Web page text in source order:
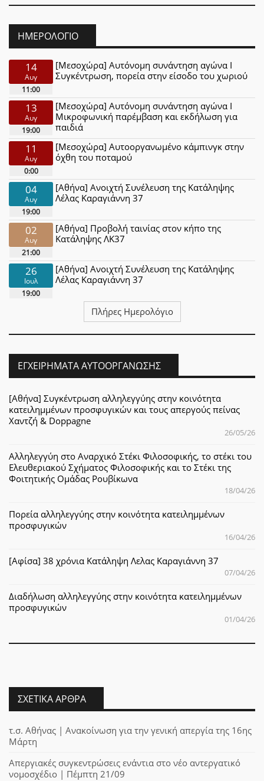
ΗΜΕΡΟΛΌΓΙΟ
14
Αυγ
11:00
[Μεσοχώρα] Αυτόνομη συνάντηση αγώνα Ι
Συγκέντρωση, πορεία στην είσοδο του χωριού
13
Αυγ
19:00
[Μεσοχώρα] Αυτόνομη συνάντηση αγώνα Ι
Μικροφωνική παρέμβαση και εκδήλωση για
παιδιά
11
Αυγ
0:00
[Μεσοχώρα] Αυτοοργανωμένο κάμπινγκ στην
όχθη του ποταμού
04
Αυγ
19:00
[Αθήνα] Ανοιχτή Συνέλευση της Κατάληψης
Λέλας Καραγιάννη 37
02
Αυγ
21:00
[Αθήνα] Προβολή ταινίας στον κήπο της
Κατάληψης ΛΚ37
26
Ιουλ
19:00
[Αθήνα] Ανοιχτή Συνέλευση της Κατάληψης
Λέλας Καραγιάννη 37
Πλήρες Ημερολόγιο
ΕΓΧΕΙΡΉΜΑΤΑ ΑΥΤΟΟΡΓΆΝΩΣΗΣ
[Αθήνα] Συγκέντρωση αλληλεγγύης στην κοινότητα
κατειλημμένων προσφυγικών και τους απεργούς πείνας
Χαντζή & Doppagne
26/05/26
Αλληλεγγύη στο Αναρχικό Στέκι Φιλοσοφικής, το στέκι του
Ελευθεριακού Σχήματος Φιλοσοφικής και το Στέκι της
Φοιτητικής Ομάδας Ρουβίκωνα
18/04/26
Πορεία αλληλεγγύης στην κοινότητα κατειλημμένων
προσφυγικών
16/04/26
[Αφίσα] 38 χρόνια Κατάληψη Λελας Καραγιάννη 37
07/04/26
Διαδήλωση αλληλεγγύης στην κοινότητα κατειλημμένων
προσφυγικών
01/04/26
ΣΧΕΤΙΚΆ ΆΡΘΡΑ
τ.σ. Αθήνας | Ανακοίνωση για την γενική απεργία της 16ης
Μάρτη
Απεργιακές συγκεντρώσεις ενάντια στο νέο αντεργατικό
νομοσχέδιο | Πέμπτη 21/09